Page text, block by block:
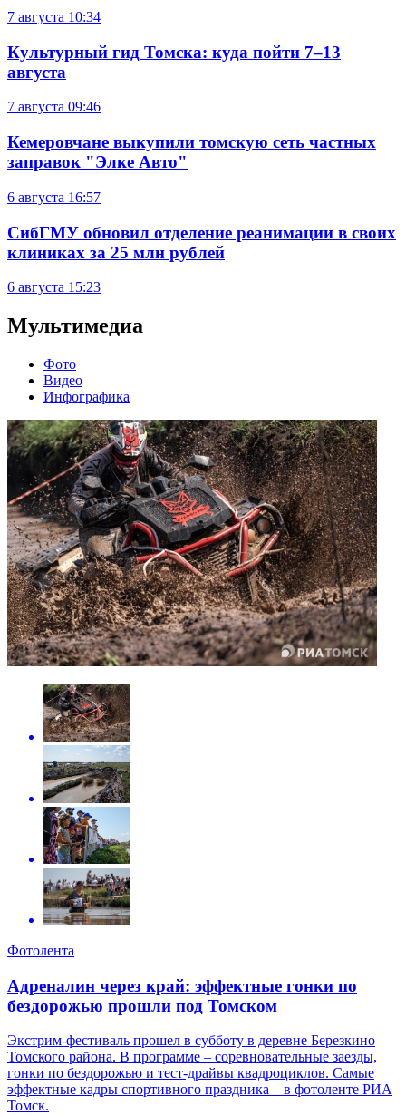
7 августа 10:34
Культурный гид Томска: куда пойти 7–13
августа
7 августа 09:46
Кемеровчане выкупили томскую сеть частных
заправок "Элке Авто"
6 августа 16:57
СибГМУ обновил отделение реанимации в своих
клиниках за 25 млн рублей
6 августа 15:23
Мультимедиа
Фото
Видео
Инфографика
Фотолента
Адреналин через край: эффектные гонки по
бездорожью прошли под Томском
Экстрим-фестиваль прошел в субботу в деревне Березкино
Томского района. В программе – соревновательные заезды,
гонки по бездорожью и тест-драйвы квадроциклов. Самые
эффектные кадры спортивного праздника – в фотоленте РИА
Томск.